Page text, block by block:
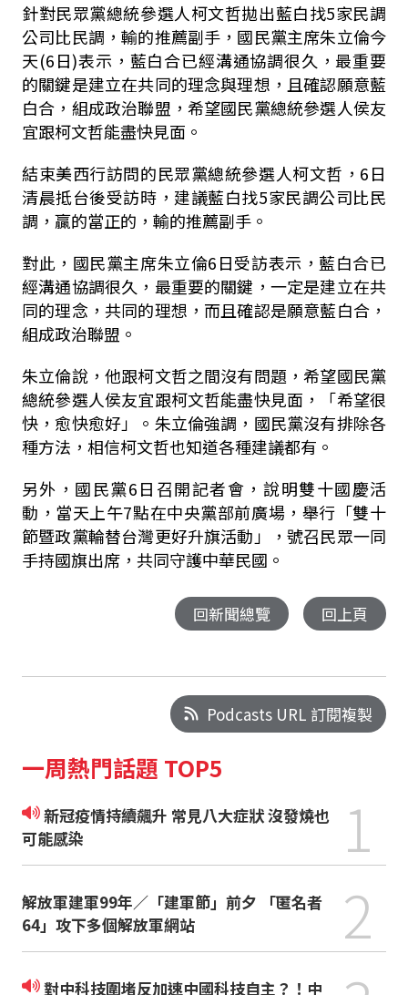
針對民眾黨總統參選人柯文哲拋出藍白找5家民調
公司比民調，輸的推薦副手，國民黨主席朱立倫今
天(6日)表示，藍白合已經溝通協調很久，最重要
的關鍵是建立在共同的理念與理想，且確認願意藍
白合，組成政治聯盟，希望國民黨總統參選人侯友
宜跟柯文哲能盡快見面。
結束美西行訪問的民眾黨總統參選人柯文哲，6日
清晨抵台後受訪時，建議藍白找5家民調公司比民
調，贏的當正的，輸的推薦副手。
對此，國民黨主席朱立倫6日受訪表示，藍白合已
經溝通協調很久，最重要的關鍵，一定是建立在共
同的理念，共同的理想，而且確認是願意藍白合，
組成政治聯盟。
朱立倫說，他跟柯文哲之間沒有問題，希望國民黨
總統參選人侯友宜跟柯文哲能盡快見面，「希望很
快，愈快愈好」。朱立倫強調，國民黨沒有排除各
種方法，相信柯文哲也知道各種建議都有。
另外，國民黨6日召開記者會，說明雙十國慶活
動，當天上午7點在中央黨部前廣場，舉行「雙十
節暨政黨輪替台灣更好升旗活動」，號召民眾一同
手持國旗出席，共同守護中華民國。
回新聞總覽 回上頁
Podcasts URL 訂閱複製
一周熱門話題 TOP5
新冠疫情持續飆升 常見八大症狀 沒發燒也
可能感染
1
解放軍建軍99年／「建軍節」前夕 「匿名者
64」攻下多個解放軍網站
2
對中科技圍堵反加速中國科技自主？！中